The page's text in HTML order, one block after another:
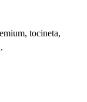
tocineta,